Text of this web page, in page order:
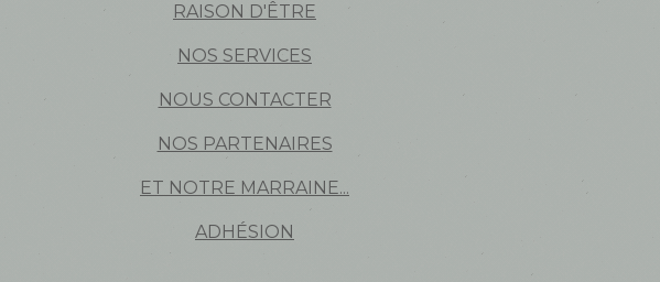
RAISON D'ÊTRE
NOS SERVICES
NOUS CONTACTER
NOS PARTENAIRES
ET NOTRE MARRAINE...
ADHÉSION